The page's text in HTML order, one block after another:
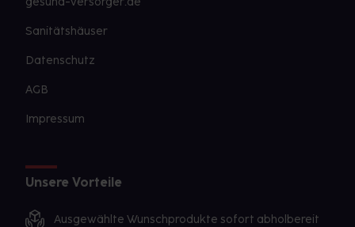
Sanitätshäuser
Datenschutz
AGB
Impressum
Unsere Vorteile
Ausgewählte Wunschprodukte sofort abholbereit